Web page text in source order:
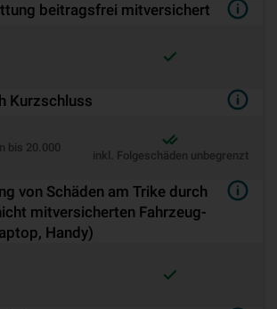
beitragsfrei mitversichert
Kurz­schluss
bis 20.000
inkl. Folgeschäden unbegrenzt
von Schäden am Trike durch
mitversicherten Fahr­zeug­
Handy)